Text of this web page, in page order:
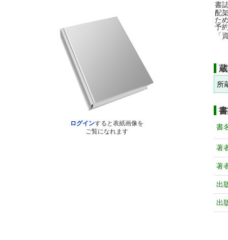
ログインすると表紙画像を
ご覧になれます
書
配
た
予
「
所
書
著
著
出
出